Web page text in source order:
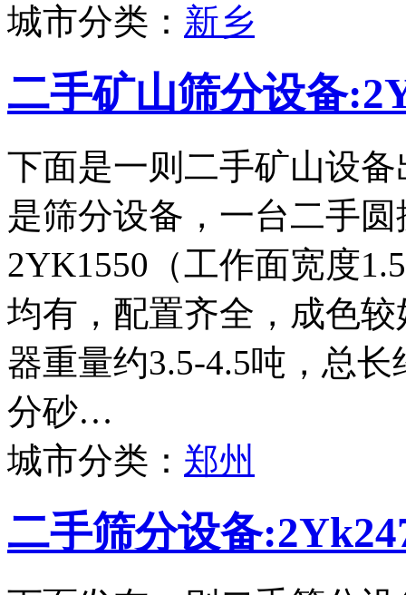
城市分类： 新乡
二手矿山筛分设备
下面是一则二手矿山设
是筛分设备，一台二手
2YK1550（工作面宽度
均有，配置齐全，成色
器重量约3.5-4.5吨，总
分砂…
城市分类： 郑州
二手筛分设备